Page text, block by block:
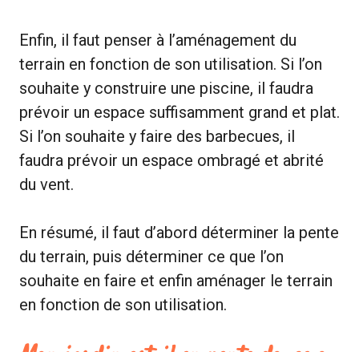
Enfin, il faut penser à l’aménagement du
terrain en fonction de son utilisation. Si l’on
souhaite y construire une piscine, il faudra
prévoir un espace suffisamment grand et plat.
Si l’on souhaite y faire des barbecues, il
faudra prévoir un espace ombragé et abrité
du vent.
En résumé, il faut d’abord déterminer la pente
du terrain, puis déterminer ce que l’on
souhaite en faire et enfin aménager le terrain
en fonction de son utilisation.